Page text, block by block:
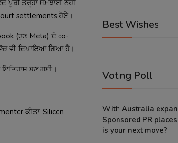
ਪੂਰੀ ਤਰ੍ਹਾਂ ਸਮਝਾਈ ਨਹੀਂ
settlements ਹੋਏ।
(ਹੁਣ Meta) ਦੇ co-
ਵੀ ਦਿਖਾਇਆ ਗਿਆ ਹੈ।
ਬਣ ਗਈ।
ਕੀਤਾ, Silicon
Best Wishes
Voting Poll
With Australia
Sponsored PR
is your next move?